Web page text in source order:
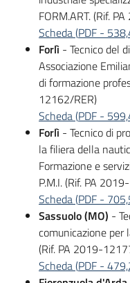
FORM.ART. (Rif.
Scheda(PDF -
Forlì - Tecnico del
Associazione
di formazione
12162/RER)
Scheda(PDF -
Forlì - Tecnico di
la filiera della
Formazione e
P.M.I. (Rif. PA
Scheda(PDF -
Sassuolo (MO) -
comunicazione per
(Rif. PA 2019-
Scheda(PDF -